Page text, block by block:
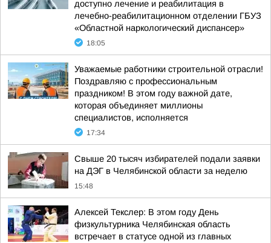
доступно лечение и реабилитация в
лечебно-реабилитационном отделении ГБУЗ
«Областной наркологический диспансер»
18:05
Уважаемые работники строительной отрасли!
Поздравляю с профессиональным
праздником! В этом году важной дате,
которая объединяет миллионы
специалистов, исполняется
17:34
Свыше 20 тысяч избирателей подали заявки
на ДЭГ в Челябинской области за неделю
15:48
Алексей Текслер: В этом году День
физкультурника Челябинская область
встречает в статусе одной из главных